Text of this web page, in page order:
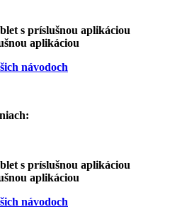
s príslušnou aplikáciou
aplikáciou
návodoch
s príslušnou aplikáciou
aplikáciou
návodoch